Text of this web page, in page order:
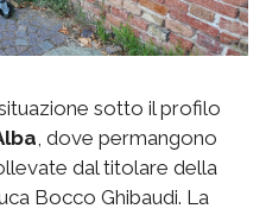
sotto il profilo
, dove permangono
dal titolare della
Bocco Ghibaudi. La